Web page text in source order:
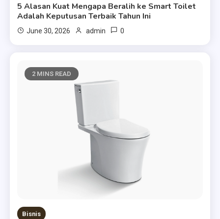
5 Alasan Kuat Mengapa Beralih ke Smart Toilet
Adalah Keputusan Terbaik Tahun Ini
June 30, 2026 admin 0
2 MINS READ
Bisnis